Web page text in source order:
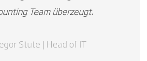
Team überzeugt.
Stute | Head of IT